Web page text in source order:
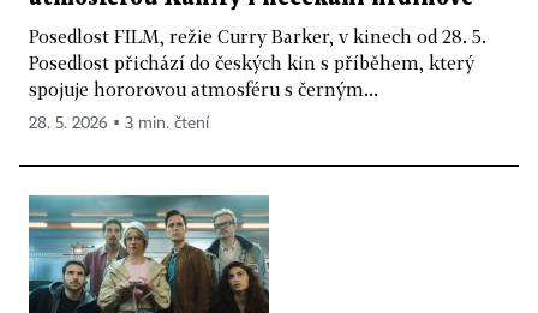
Posedlost FILM, režie Curry Barker, v kinech od 28. 5.
Posedlost přichází do českých kin s příběhem, který
spojuje hororovou atmosféru s černým...
28. 5. 2026 ▪ 3 min. čtení